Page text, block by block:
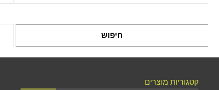
חיפוש
קטגוריות מוצרים